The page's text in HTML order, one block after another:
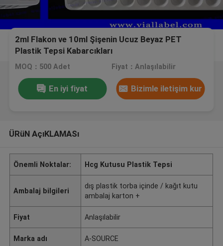
2ml Flakon ve 10ml Şişenin Ucuz Beyaz PET
Plastik Tepsi Kabarcıkları
MOQ：500 Adet Fiyat：Anlaşılabilir
En iyi fiyat Bizimle iletişim kur
ÜRüN AçıKLAMASı
Önemli Noktalar: Hcg Kutusu Plastik Tepsi
Ambalaj bilgileri
dış plastik torba içinde / kağıt kutu
ambalaj karton +
Fiyat Anlaşılabilir
Marka adı A-SOURCE